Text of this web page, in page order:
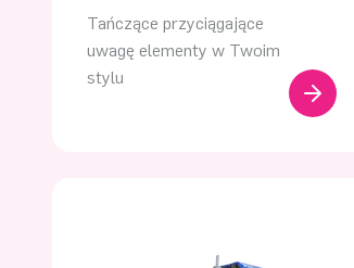
Tańczące przyciągające
uwagę elementy w Twoim
stylu